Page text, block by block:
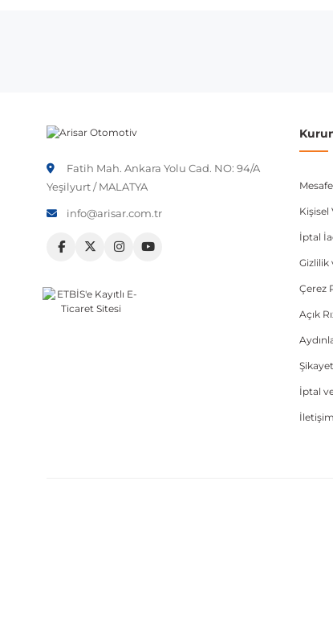
Araç üreticileri aynı model yılı içerisinde
Fatih Mah. Ankara Yolu Cad. NO: 94/A
Yeşilyurt / MALATYA
info@arisar.com.tr Kişisel
İptal
Gizlilik
Çerez
Açık
İptal
İletişim